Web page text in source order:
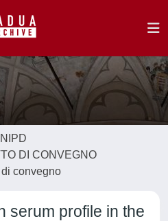
DI CONVEGNO
convegno
serum profile in the